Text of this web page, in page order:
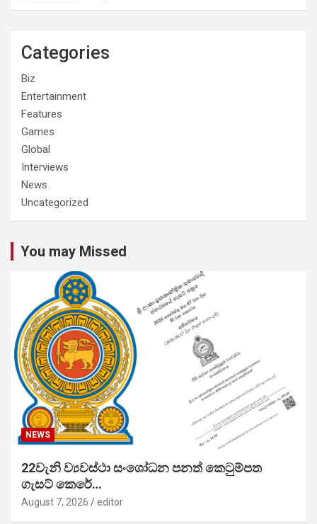
Categories
Biz
Entertainment
Features
Games
Global
Interviews
News
Uncategorized
You may Missed
NEWS
22වැනි ව්‍යවස්ථා සංශෝධන පනත් කෙටුම්පත
ගැසට් කෙරේ…
August 7, 2026 editor